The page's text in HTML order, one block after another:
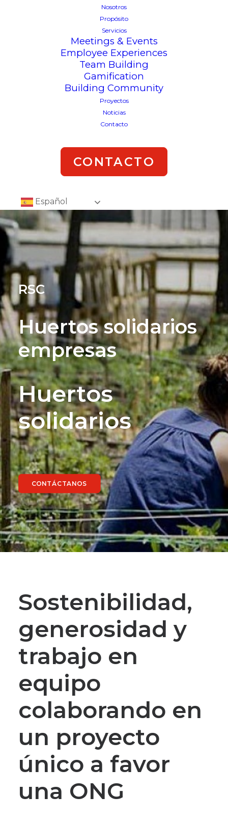
Nosotros
Propósito
Servicios
Meetings & Events
Employee Experiences
Team Building
Gamification
Building Community
Proyectos
Noticias
Contacto
CONTACTO
Español
RSC
Huertos solidarios
empresas
Huertos
solidarios
CONTÁCTANOS
Sostenibilidad,
generosidad y
trabajo en
equipo
colaborando en
un proyecto
único a favor
una ONG